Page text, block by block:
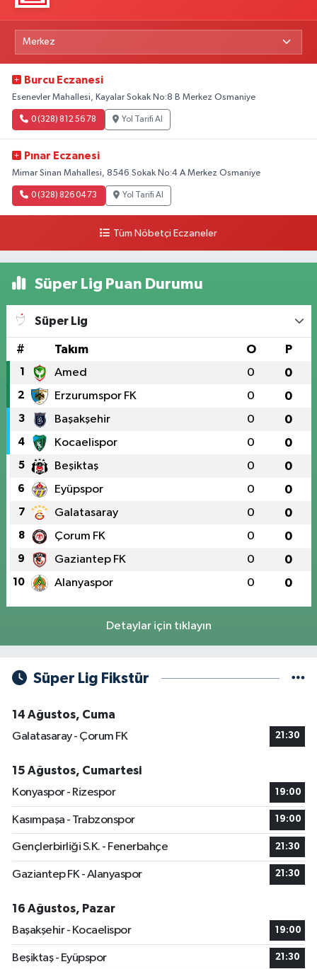
Burcu Eczanesi
Esenevler Mahallesi, Kayalar Sokak No:8 B Merkez Osmaniye
0 (328) 812 56 78 Yol Tarifi Al
Pınar Eczanesi
Mimar Sinan Mahallesi, 8546 Sokak No:4 A Merkez Osmaniye
0 (328) 826 04 73 Yol Tarifi Al
Tüm Nöbetçi Eczaneler
Süper Lig Puan Durumu
Süper Lig
# Takım O P
1 Amed 0 0
2 Erzurumspor FK 0 0
3 Başakşehir 0 0
4 Kocaelispor 0 0
5 Beşiktaş 0 0
6 Eyüpspor 0 0
7 Galatasaray 0 0
8 Çorum FK 0 0
9 Gaziantep FK 0 0
10 Alanyaspor 0 0
Detaylar için tıklayın
Süper Lig Fikstür
14 Ağustos, Cuma
Galatasaray - Çorum FK
21:30
15 Ağustos, Cumartesi
Konyaspor - Rizespor
19:00
Kasımpaşa - Trabzonspor 19:00
Gençlerbirliği S.K. - Fenerbahçe 21:30
Gaziantep FK - Alanyaspor 21:30
16 Ağustos, Pazar
Başakşehir - Kocaelispor
19:00
Beşiktaş - Eyüpspor 21:30